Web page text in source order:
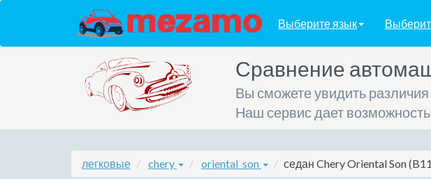
Выберите язык
Сравнение
Вы сможете увидить
Наш сервис дает
легковые chery oriental_son седан Chery Oriental Son